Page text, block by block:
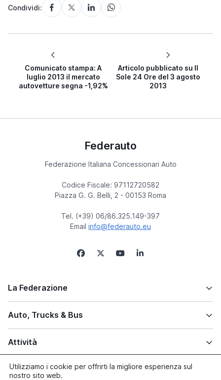
Condividi:
Comunicato stampa: A
luglio 2013 il mercato
autovetture segna -1,92%
Articolo pubblicato su Il
Sole 24 Ore del 3 agosto
2013
Federauto
Federazione Italiana Concessionari Auto
Codice Fiscale: 97112720582
Piazza G. G. Belli, 2 - 00153 Roma
Tel. (+39) 06/86.325.149-397
Email info@federauto.eu
La Federazione
Auto, Trucks & Bus
Attività
Altre info
Utilizziamo i cookie per offrirti la migliore esperienza sul
nostro sito web.